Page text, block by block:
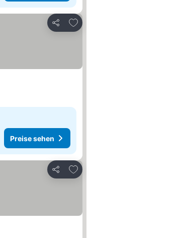
Teilen
Zu Favoriten hinzufügen
Preise sehen
Teilen
Zu Favoriten hinzufügen